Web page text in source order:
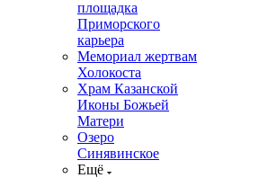
площадка
Приморского
карьера
Мемориал жертвам
Холокоста
Храм Казанской
Иконы Божьей
Матери
Озеро
Синявинское
Ещё